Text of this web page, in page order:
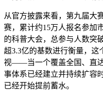
从官方披露来看，第九届大
赛，累计约15万人报名参加
的科普大会，总参与人数突
超3.3亿的基数进行衡量，
视——当一个覆盖全国、直
事体系已经建立并持续扩容
已经开始提前蓄水。